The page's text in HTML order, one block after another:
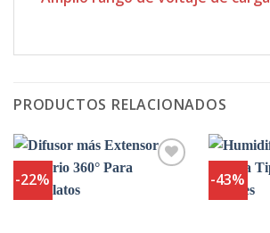
PRODUCTOS RELACIONADOS
-22% -43%